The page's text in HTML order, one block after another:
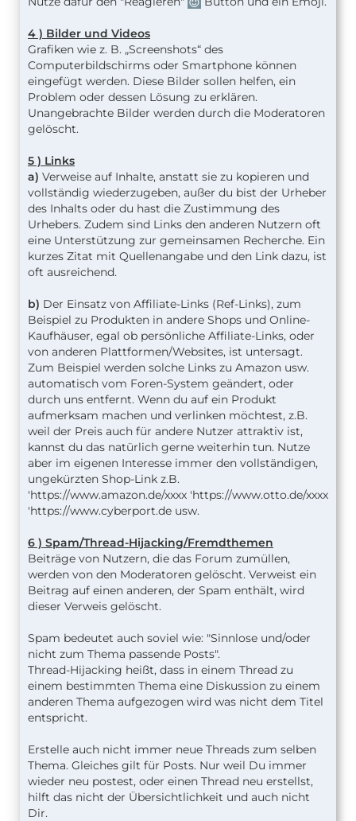
4 ) Bilder und Videos
Grafiken wie z. B. „Screenshots“ des
Computerbildschirms oder Smartphone können
eingefügt werden. Diese Bilder sollen helfen, ein
Problem oder dessen Lösung zu erklären.
Unangebrachte Bilder werden durch die Moderatoren
gelöscht.
5 ) Links
a) Verweise auf Inhalte, anstatt sie zu kopieren und
vollständig wiederzugeben, außer du bist der Urheber
des Inhalts oder du hast die Zustimmung des
Urhebers. Zudem sind Links den anderen Nutzern oft
eine Unterstützung zur gemeinsamen Recherche. Ein
kurzes Zitat mit Quellenangabe und den Link dazu, ist
oft ausreichend.
b) Der Einsatz von Affiliate-Links (Ref-Links), zum
Beispiel zu Produkten in andere Shops und Online-
Kaufhäuser, egal ob persönliche Affiliate-Links, oder
von anderen Plattformen/Websites, ist untersagt.
Zum Beispiel werden solche Links zu Amazon usw.
automatisch vom Foren-System geändert, oder
durch uns entfernt. Wenn du auf ein Produkt
aufmerksam machen und verlinken möchtest, z.B.
weil der Preis auch für andere Nutzer attraktiv ist,
kannst du das natürlich gerne weiterhin tun. Nutze
aber im eigenen Interesse immer den vollständigen,
ungekürzten Shop-Link z.B.
'https://www.amazon.de/xxxx 'https://www.otto.de/xxxx
'https://www.cyberport.de usw.
6 ) Spam/Thread-Hijacking/Fremdthemen
Beiträge von Nutzern, die das Forum zumüllen,
werden von den Moderatoren gelöscht. Verweist ein
Beitrag auf einen anderen, der Spam enthält, wird
dieser Verweis gelöscht.
Spam bedeutet auch soviel wie: "Sinnlose und/oder
nicht zum Thema passende Posts".
Thread-Hijacking heißt, dass in einem Thread zu
einem bestimmten Thema eine Diskussion zu einem
anderen Thema aufgezogen wird was nicht dem Titel
entspricht.
Erstelle auch nicht immer neue Threads zum selben
Thema. Gleiches gilt für Posts. Nur weil Du immer
wieder neu postest, oder einen Thread neu erstellst,
hilft das nicht der Übersichtlichkeit und auch nicht
Dir.